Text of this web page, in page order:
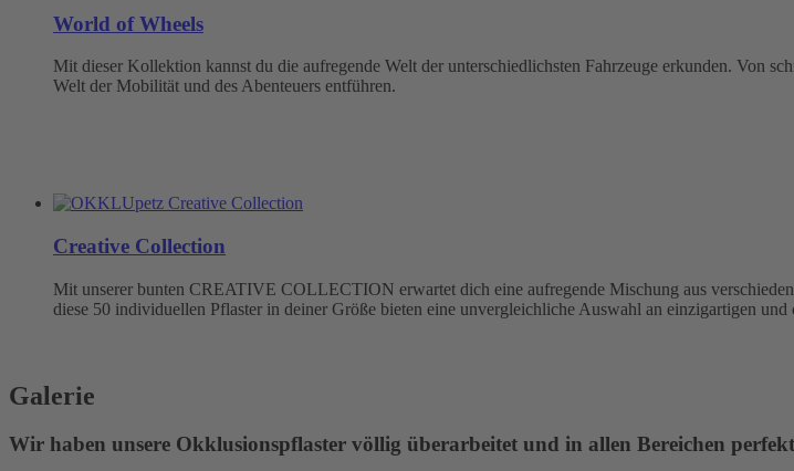
World of Wheels
Mit dieser Kollektion kannst du die aufregende Welt der unterschiedlichsten Fahrzeuge erkunden. Von
Welt der Mobilität und des Abenteuers entführen.
Creative Collection
Mit unserer bunten CREATIVE COLLECTION erwartet dich eine aufregende Mischung aus
diese 50 individuellen Pflaster in deiner Größe bieten eine unvergleichliche Auswahl an einzigartigen
Galerie
Wir haben unsere Okklusionspflaster völlig überarbeitet und in allen Bereichen